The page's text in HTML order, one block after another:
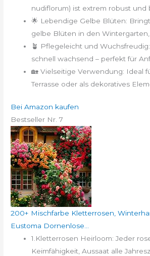
nudiflorum) ist extrem robust und
🌟 Lebendige Gelbe Blüten:
gelbe Blüten in den Wintergarten,
🪴 Pflegeleicht und
schnell wachsend – perfekt für
🏡 Vielseitige Verwendung: Ideal
Terrasse oder als dekoratives
Bei Amazon kaufen
Bestseller Nr. 7
200+ Mischfarbe Kletterrosen,
Eustoma Dornenlose...
1.Kletterrosen Heirloom: Jeder
Keimfähigkeit, Aussaat alle